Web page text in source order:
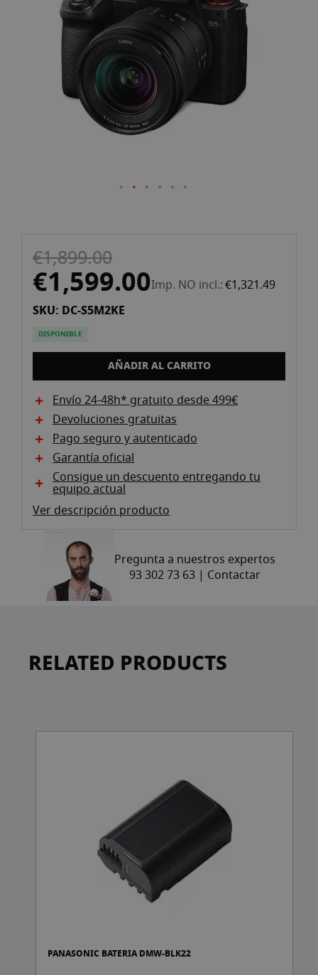
the
beginning
the
images
gallery
€1,899.00
€1,599.00Imp. NO incl. €1,321.49
SKU: DC-S5M2KE
DISPONIBLE
AÑADIR AL CARRITO
Envío 24-48h* gratuito desde 499€
Devoluciones gratuitas
Pago seguro y autenticado
Garantía oficial
Consigue un descuento entregando tu
equipo actual
Ver descripción producto
Pregunta a nuestros expertos
93 302 73 63 | Contactar
RELATED PRODUCTS
PANASONIC BATERIA DMW-BLK22